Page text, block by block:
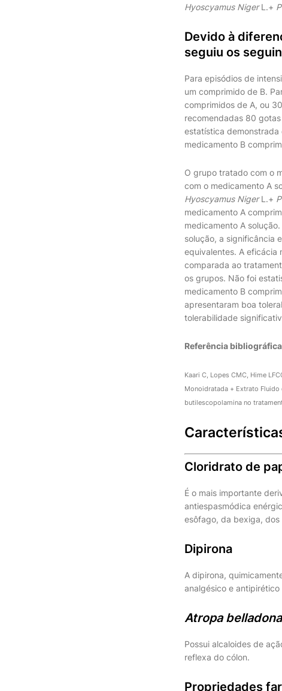
Hyoscyamus NigerL.+
Devido à
seguiu os
Para episódios de
um comprimido de B.
comprimidos de A, ou
recomendadas 80
estatística
medicamento B
O grupo tratado com o
com o medicamento A
Hyoscyamus NigerL.+
medicamento A
medicamento A
solução, a significância
equivalentes. A eficácia
comparada ao
os grupos. Não foi
medicamento B
apresentaram boa
tolerabilidade
Referência
Kaari C, Lopes CMC, Hime
Monoidratada + Extrato
butilescopolamina no
Cloridrato de
É o mais importante
antiespasmódica
esôfago, da bexiga,
Dipirona
A dipirona,
analgésico e
Atropa belladona
Possui alcaloides de
reflexa do cólon.
Propriedades